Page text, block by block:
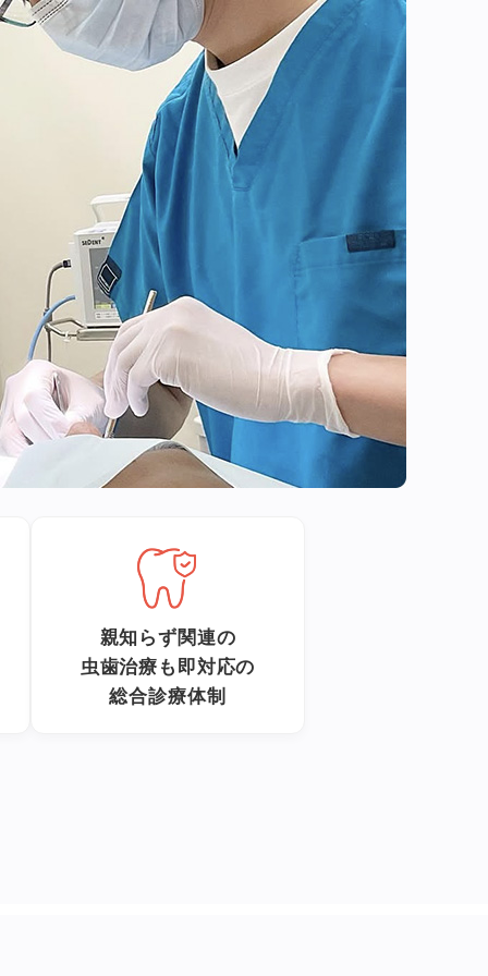
親知らず関連の
虫歯治療も即対応の
総合診療体制